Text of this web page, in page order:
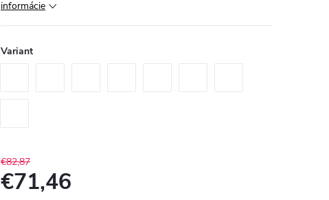
informácie
Variant
€82,87
€71,46